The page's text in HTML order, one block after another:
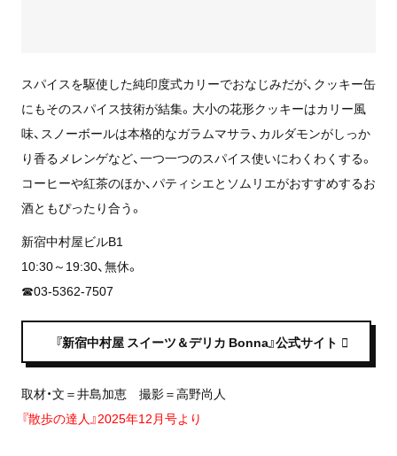
スパイスを駆使した純印度式カリーでおなじみだが、クッキー缶
にもそのスパイス技術が結集。大小の花形クッキーはカリー風
味、スノーボールは本格的なガラムマサラ、カルダモンがしっか
り香るメレンゲなど、一つ一つのスパイス使いにわくわくする。
コーヒーや紅茶のほか、パティシエとソムリエがおすすめするお
酒ともぴったり合う。
新宿中村屋ビルB1
10:30～19:30、無休。
☎03-5362-7507
『新宿中村屋 スイーツ＆デリカ Bonna』公式サイト
取材・文＝井島加恵 撮影＝高野尚人
『散歩の達人』2025年12月号より